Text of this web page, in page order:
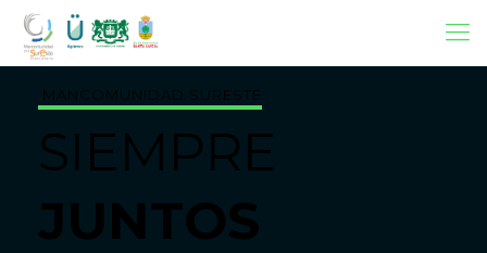
MANCOMUNIDAD SURESTE
SIEMPRE
JUNTOS